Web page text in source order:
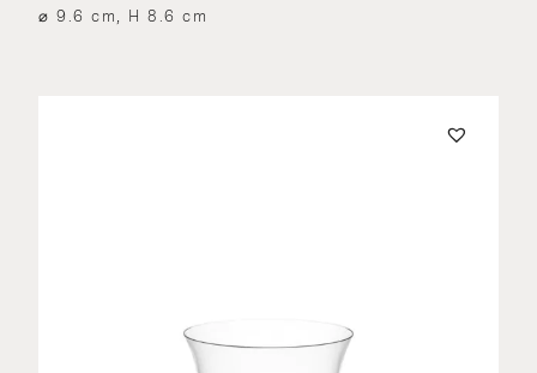
⌀ 9.6 cm, H 8.6 cm